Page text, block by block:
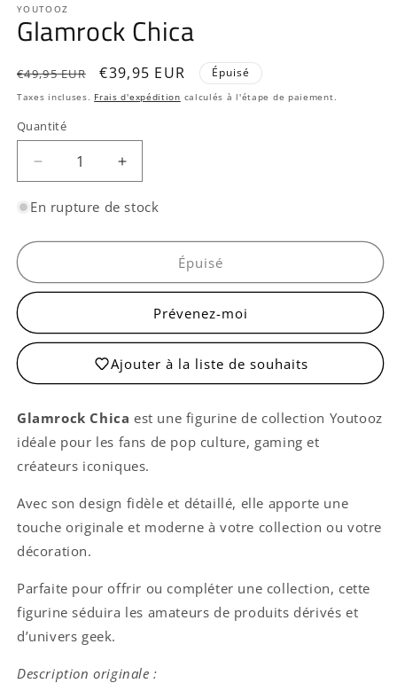
YOUTOOZ
Glamrock Chica
Prix
habituel
€49,95 EUR
Prix
promotionnel
€39,95 EUR Épuisé
Taxes incluses. Frais d'expédition calculés à l'étape de paiement.
Quantité
Quantité
Réduire
la
quantité
Glamrock
Augmenter
la
quantité
Glamrock
En rupture de stock
Épuisé
Prévenez-moi
Ajouter à la liste de souhaits
Glamrock Chica est une figurine de collection Youtooz
idéale pour les fans de pop culture, gaming et
créateurs iconiques.
Avec son design fidèle et détaillé, elle apporte une
touche originale et moderne à votre collection ou votre
décoration.
Parfaite pour offrir ou compléter une collection, cette
figurine séduira les amateurs de produits dérivés et
d’univers geek.
Description originale :